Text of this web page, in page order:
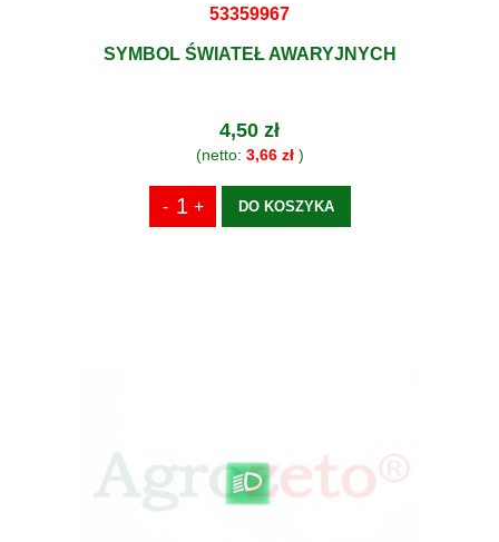
53359967
SYMBOL ŚWIATEŁ AWARYJNYCH
4,50 zł
(netto: 3,66 zł)
DO KOSZYKA